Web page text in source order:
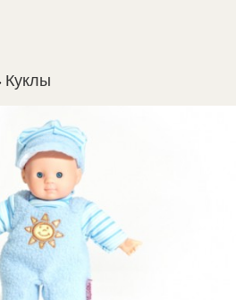
Куклы